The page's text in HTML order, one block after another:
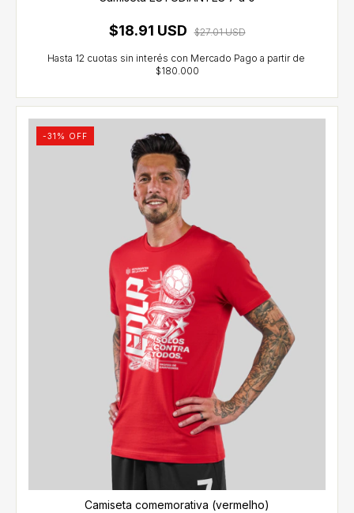
$18.91 USD $27.01 USD
-31 % OFF
Camiseta comemorativa (vermelho)